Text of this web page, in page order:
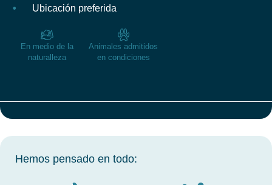
Ubicación preferida
En medio de la
naturalleza
Animales admitidos
en condiciones
Hemos pensado en todo: